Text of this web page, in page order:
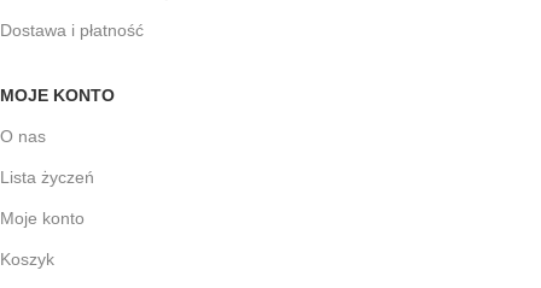
Dostawa i płatność
MOJE KONTO
O nas
Lista życzeń
Moje konto
Koszyk